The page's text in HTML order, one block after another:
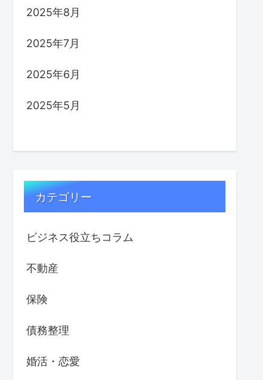
2025年8月
2025年7月
2025年6月
2025年5月
カテゴリー
ビジネス役立ちコラム
不動産
保険
債務整理
婚活・恋愛